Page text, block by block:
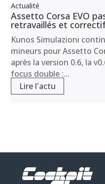
Actualité
Assetto Corsa EVO
retravaillés et
Kunos Simulazioni
mineurs pour Assetto
après la version 0.6, la
focus double :...
Lire l'actu